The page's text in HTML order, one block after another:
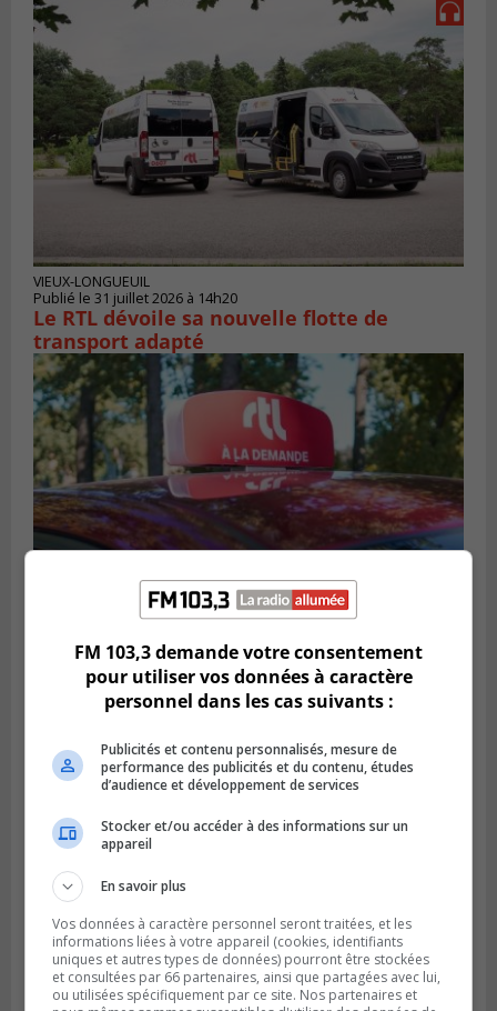
VIEUX-LONGUEUIL
Publié le 31 juillet 2026 à 14h20
Le RTL dévoile sa nouvelle flotte de
transport adapté
Publié le 31 juillet 2026 à 12h00
Le transport à la demande du RTL prend
de l’expansion à Brossard
BOUCHERVILLE
FM 103,3 demande votre consentement
pour utiliser vos données à caractère
personnel dans les cas suivants :
Publicités et contenu personnalisés, mesure de
performance des publicités et du contenu, études
d’audience et développement de services
Stocker et/ou accéder à des informations sur un
appareil
En savoir plus
Vos données à caractère personnel seront traitées, et les
informations liées à votre appareil (cookies, identifiants
uniques et autres types de données) pourront être stockées
et consultées par 66 partenaires, ainsi que partagées avec lui,
ou utilisées spécifiquement par ce site. Nos partenaires et